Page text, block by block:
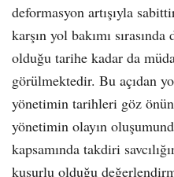
deformasyon artışıyla
karşın yol bakımı
olduğu tarihe kadar da
görülmektedir. Bu açıdan
yönetimin tarihleri göz
yönetimin olayın
kapsamında takdiri
kusurlu olduğu